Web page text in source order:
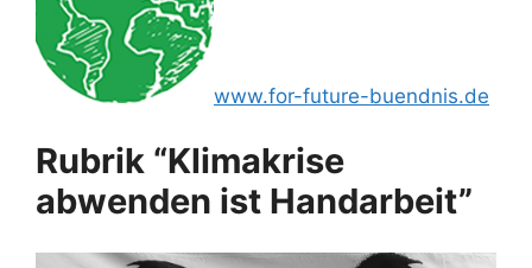
www.for-future-buendnis.de
Rubrik “Klimakrise
abwenden ist Handarbeit”